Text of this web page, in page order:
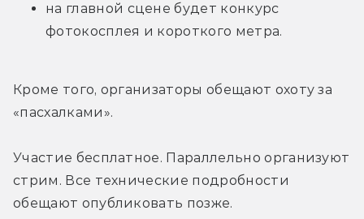
на главной сцене будет конкурс
фотокосплея и короткого метра.
Кроме того, организаторы обещают охоту за
«пасхалками».
Участие бесплатное. Параллельно организуют
стрим. Все технические подробности
обещают опубликовать позже.